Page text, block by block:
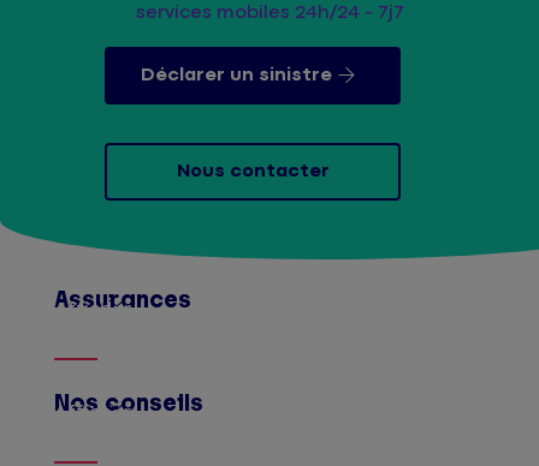
services mobiles 24h/24 - 7j7
Déclarer un sinistre
Nous contacter
Assurances
Afficher
Nos conseils
Afficher